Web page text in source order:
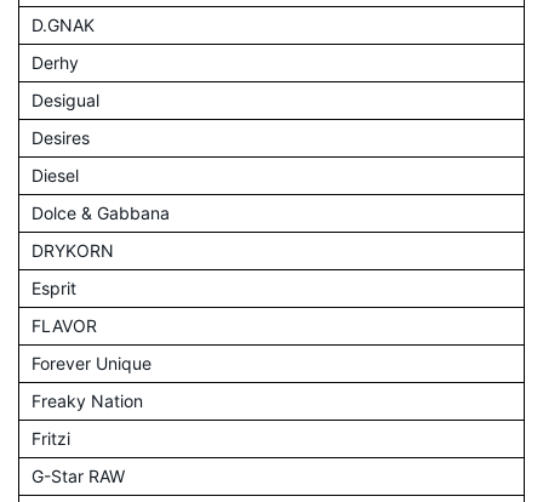
D.GNAK
Derhy
Desigual
Desires
Diesel
Dolce & Gabbana
DRYKORN
Esprit
FLAVOR
Forever Unique
Freaky Nation
Fritzi
G-Star RAW